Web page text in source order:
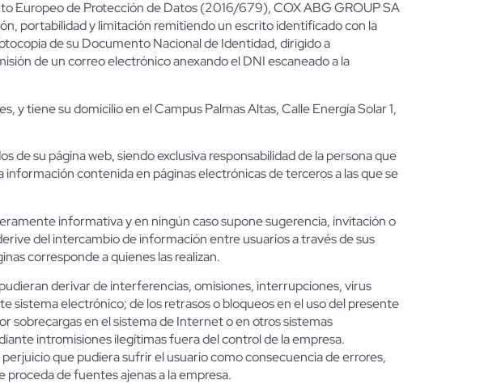
Europeo de Protección de Datos (2016/679), COX ABG GROUP SA
portabilidad y limitación remitiendo un escrito identificado con la
de su Documento Nacional de Identidad, dirigido a
de un correo electrónico anexando el DNI escaneado a la
tiene su domicilio en el Campus Palmas Altas, Calle Energía Solar 1,
de su página web, siendo exclusiva responsabilidad de la persona que
contenida en páginas electrónicas de terceros a las que se
informativa y en ningún caso supone sugerencia, invitación o
del intercambio de información entre usuarios a través de sus
corresponde a quienes las realizan.
derivar de interferencias, omisiones, interrupciones, virus
electrónico; de los retrasos o bloqueos en el uso del presente
sobrecargas en el sistema de Internet o en otros sistemas
intromisiones ilegítimas fuera del control de la empresa.
que pudiera sufrir el usuario como consecuencia de errores,
de fuentes ajenas a la empresa.